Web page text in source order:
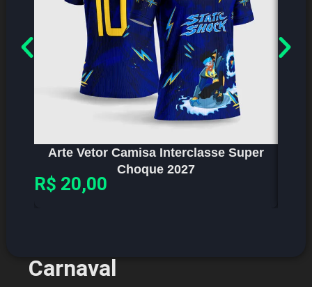
Arte Vetor Camisa Interclasse Super
Choque 2027
R$ 20,00
Carnaval